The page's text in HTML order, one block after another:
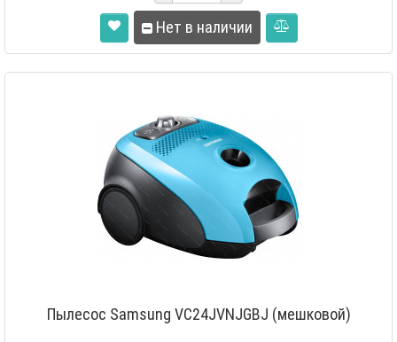
Нет в наличии
Пылесос Samsung VC24JVNJGBJ (мешковой)